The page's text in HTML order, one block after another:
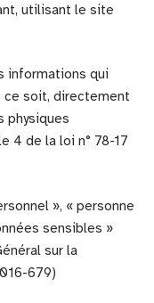
utilisant le site
informations qui
ce soit, directement
physiques
4 de la loi n° 78-17
», « personne
sensibles »
sur la
679)